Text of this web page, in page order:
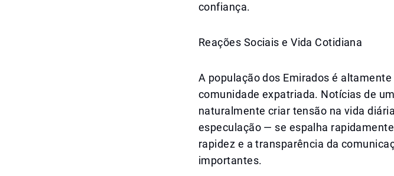
confiança.
Reações Sociais e Vida Cotidiana
A população dos Emirados é
comunidade expatriada. Notícias de
naturalmente criar tensão na vida
especulação — se espalha
rapidez e a transparência da
importantes.